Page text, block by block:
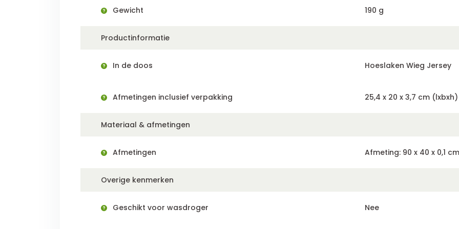
Gewicht 190 g
Productinformatie
In de doos Hoeslaken Wieg Jersey
Afmetingen inclusief verpakking 25,4 x 20 x 3,7 cm (lxbxh)
Materiaal & afmetingen
Afmetingen Afmeting: 90 x 40 x 0,1 cm
Overige kenmerken
Geschikt voor wasdroger Nee